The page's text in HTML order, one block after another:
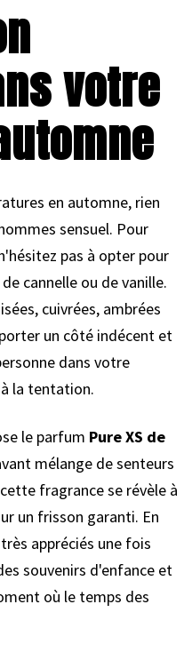
votre
en automne, rien
sensuel. Pour
pas à opter pour
cannelle ou de vanille.
cuivrées, ambrées
un côté indécent et
dans votre
la tentation.
le parfum Pure XS de
mélange de senteurs
fragrance se révèle à
un frisson garanti. En
appréciés une fois
souvenirs d'enfance et
où le temps des